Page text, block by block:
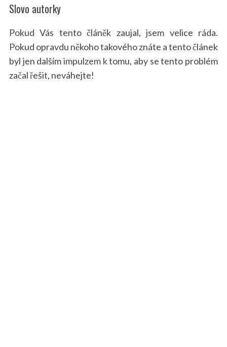
Slovo autorky
Pokud Vás tento článěk zaujal, jsem velice ráda.
Pokud opravdu někoho takového znáte a tento článek
byl jen dalším impulzem k tomu, aby se tento problém
začal řešit, neváhejte!